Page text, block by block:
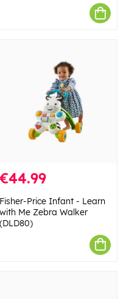
€44.99
Fisher-Price Infant - Learn
with Me Zebra Walker
(DLD80)